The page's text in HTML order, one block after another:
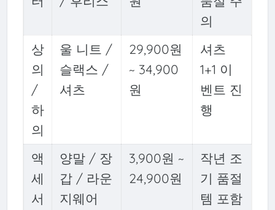
의
상
의
/
하
의
울 니트 /
슬랙스 /
셔츠
29,900원
~ 34,900
원
셔츠
1+1 이
벤트 진
행
액
세
서
양말 / 장
갑 / 라운
지웨어
3,900원 ~
24,900원
작년 조
기 품절
템 포함